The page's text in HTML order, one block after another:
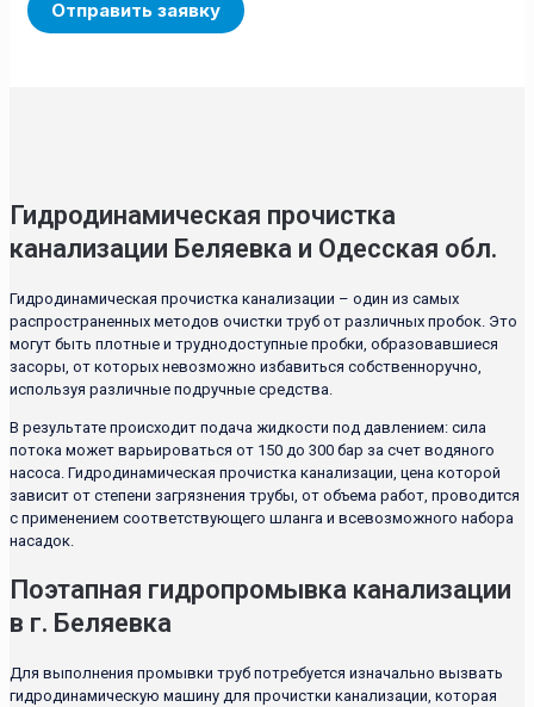
Гидродинамическая прочистка
канализации Беляевка и Одесская обл.
Гидродинамическая прочистка канализации – один из самых
распространенных методов очистки труб от различных пробок. Это
могут быть плотные и труднодоступные пробки, образовавшиеся
засоры, от которых невозможно избавиться собственноручно,
используя различные подручные средства.
В результате происходит подача жидкости под давлением: сила
потока может варьироваться от 150 до 300 бар за счет водяного
насоса. Гидродинамическая прочистка канализации, цена которой
зависит от степени загрязнения трубы, от объема работ, проводится
с применением соответствующего шланга и всевозможного набора
насадок.
Поэтапная гидропромывка канализации
в г. Беляевка
Для выполнения промывки труб потребуется изначально вызвать
гидродинамическую машину для прочистки канализации, которая